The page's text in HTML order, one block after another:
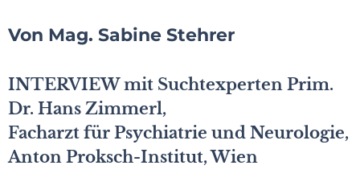
Von Mag. Sabine Stehrer
INTERVIEW mit Suchtexperten Prim.
Dr. Hans Zimmerl,
Facharzt für Psychiatrie und Neurologie,
Anton Proksch-Institut, Wien